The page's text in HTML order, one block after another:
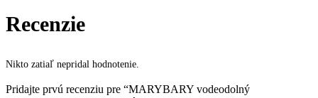
Recenzie
Nikto zatiaľ nepridal hodnotenie.
Pridajte prvú recenziu pre “MARYBARY vodeodolný